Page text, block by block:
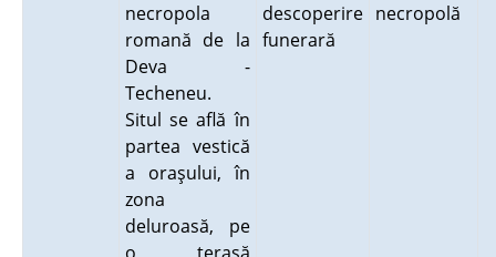
necropola
romană de la
Deva -
Techeneu.
Situl se află în
partea vestică
a oraşului, în
zona
deluroasă, pe
descoperire
funerară
necropolă